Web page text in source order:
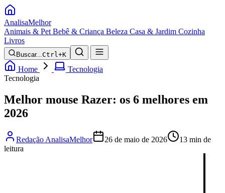
AnalisaMelhor
Animais & Pet Bebê & Criança Beleza Casa & Jardim Cozinha
Livros
Buscar...Ctrl+K
Home
Tecnologia
Tecnologia
Melhor mouse Razer: os 6 melhores em
2026
Redação AnalisaMelhor 26 de maio de 2026
13 min de
leitura